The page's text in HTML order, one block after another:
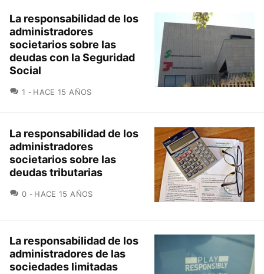
La responsabilidad de los
administradores
societarios sobre las
deudas con la Seguridad
Social
1 COMENTARIOS
HACE 15 AÑOS
La responsabilidad de los
administradores
societarios sobre las
deudas tributarias
0 COMENTARIOS
HACE 15 AÑOS
La responsabilidad de los
administradores de las
sociedades limitadas